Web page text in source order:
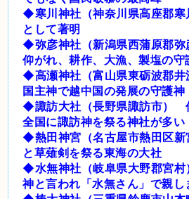
◆寒川神社（神奈川県高座郡
として著明
◆弥彦神社（新潟県西蒲原郡
仰がれ、耕作、大漁、製塩の守
◆高瀬神社（富山県東砺波郡
国主神で越中国の発展の守護神
◆諏訪大社（長野県諏訪市）
全国に諏訪神を祭る神社が多い
◆熱田神宮（名古屋市熱田区
と草薙剣を祭る東海の大社
◆水無神社（岐阜県大野郡宮
神と言われ「水無さん」で親し